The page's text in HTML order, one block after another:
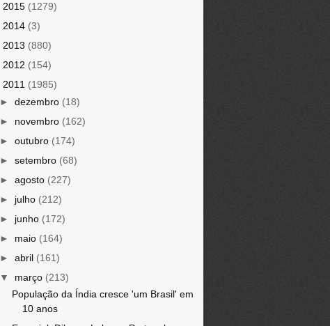
2015 (1279)
2014 (3)
2013 (880)
2012 (154)
2011 (1985)
► dezembro (18)
► novembro (162)
► outubro (174)
► setembro (68)
► agosto (227)
► julho (212)
► junho (172)
► maio (164)
► abril (161)
▼ março (213)
População da Índia cresce 'um Brasil' em
10 anos